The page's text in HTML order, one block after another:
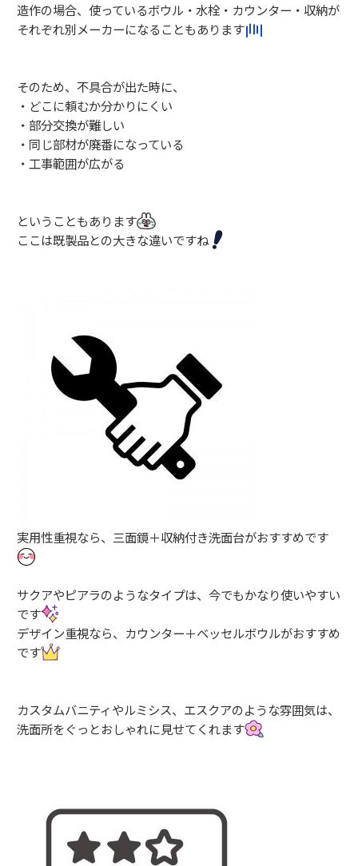
造作の場合、使っているボウル・水栓・カウンター・収納が
それぞれ別メーカーになることもあります
そのため、不具合が出た時に、
・どこに頼むか分かりにくい
・部分交換が難しい
・同じ部材が廃番になっている
・工事範囲が広がる
ということもあります
ここは既製品との大きな違いですね
実用性重視なら、三面鏡＋収納付き洗面台がおすすめです
サクアやピアラのようなタイプは、今でもかなり使いやすい
です
デザイン重視なら、カウンター＋ベッセルボウルがおすすめ
です
カスタムバニティやルミシス、エスクアのような雰囲気は、
洗面所をぐっとおしゃれに見せてくれます